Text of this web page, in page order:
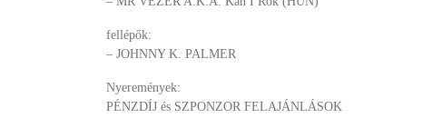
fellépők:
– JOHNNY K. PALMER
Nyeremények:
PÉNZDÍJ és SZPONZOR FELAJÁNLÁSOK